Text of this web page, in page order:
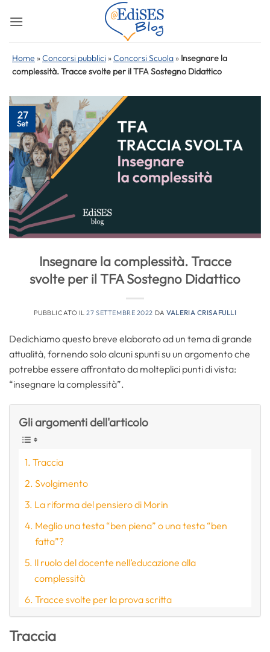
Home »Concorsi pubblici »Concorsi Scuola » Insegnare la
complessità. Tracce svolte per il TFA Sostegno Didattico
27
Set
Insegnare la complessità. Tracce
svolte per il TFA Sostegno Didattico
PUBBLICATO IL27 SETTEMBRE 2022 DAVALERIA CRISAFULLI
Dedichiamo questo breve elaborato ad un tema di grande
attualità, fornendo solo alcuni spunti su un argomento che
potrebbe essere affrontato da molteplici punti di vista:
“insegnare la complessità”.
Gli argomenti dell'articolo
Traccia
Svolgimento
La riforma del pensiero di Morin
Meglio una testa “ben piena” o una testa “ben
fatta”?
Il ruolo del docente nell’educazione alla
complessità
Tracce svolte per la prova scritta
Traccia